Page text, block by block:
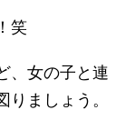
笑
、女の子と連
ましょう。